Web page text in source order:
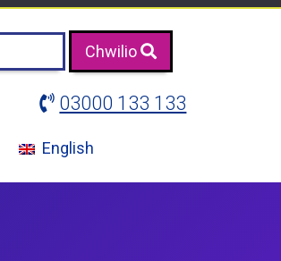
Chwilio
03000 133 133
English